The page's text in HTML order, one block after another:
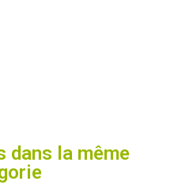
dans la même